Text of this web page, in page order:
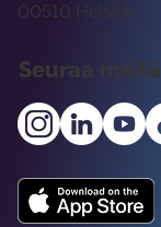
00510 Helsinki
Seuraa meitä